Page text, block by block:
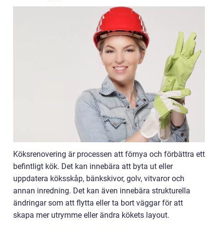
Köksrenovering är processen att förnya och förbättra ett
befintligt kök. Det kan innebära att byta ut eller
uppdatera köksskåp, bänkskivor, golv, vitvaror och
annan inredning. Det kan även innebära strukturella
ändringar som att flytta eller ta bort väggar för att
skapa mer utrymme eller ändra kökets layout.